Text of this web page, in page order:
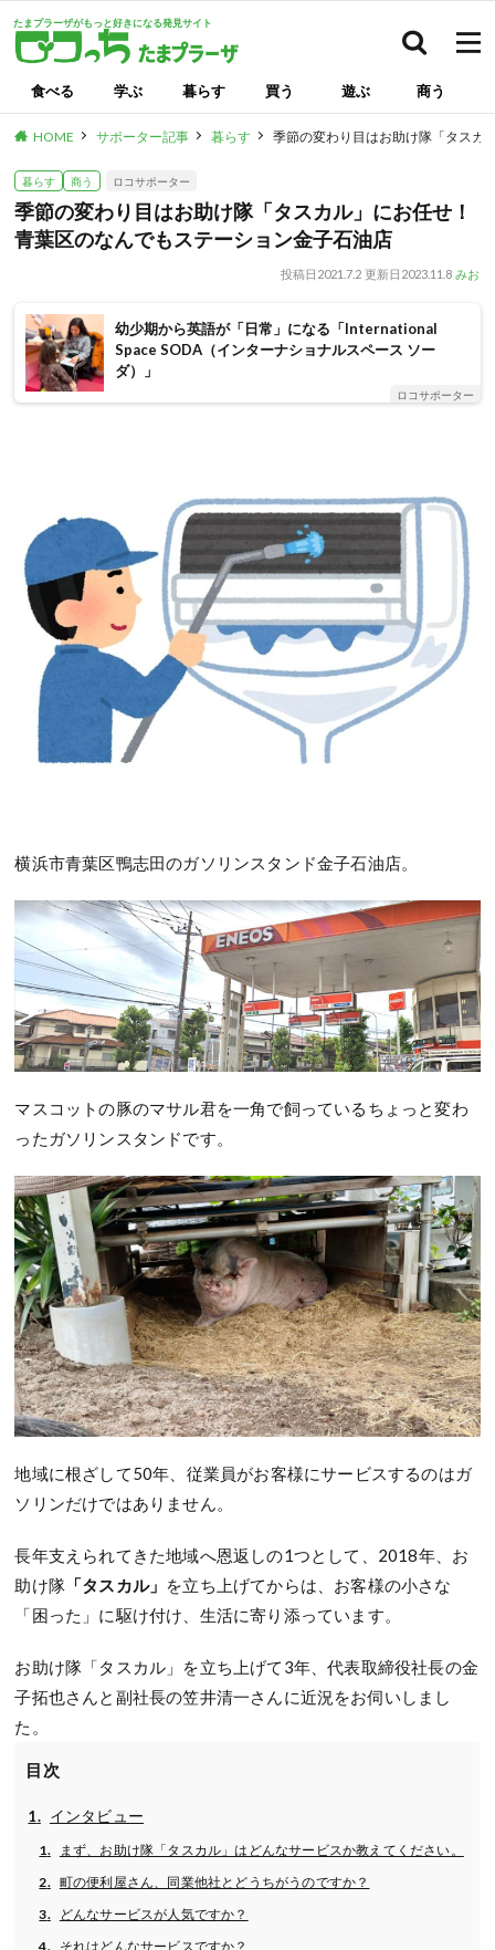
たまプラーザがもっと好きになる発見サイト
食べる 学ぶ 暮らす 買う 遊ぶ 商う
HOME サポーター記事 暮らす 季節の変わり目はお助け隊「タスカ
暮らす 商う ロコサポーター
季節の変わり目はお助け隊「タスカル」にお任せ！
青葉区のなんでもステーション金子石油店
投稿日 2021.7.2 更新日 2023.11.8 みお
幼少期から英語が「日常」になる「International
Space SODA（インターナショナルスペース ソー
ダ）」
ロコサポーター
横浜市青葉区鴨志田のガソリンスタンド金子石油店。
マスコットの豚のマサル君を一角で飼っているちょっと変わ
ったガソリンスタンドです。
地域に根ざして50年、従業員がお客様にサービスするのはガ
ソリンだけではありません。
長年支えられてきた地域へ恩返しの1つとして、2018年、お
助け隊 「タスカル」 を立ち上げてからは、お客様の小さな
「困った」に駆け付け、生活に寄り添っています。
お助け隊「タスカル」を立ち上げて3年、代表取締役社長の金
子拓也さんと副社長の笠井清一さんに近況をお伺いしまし
た。
目次
インタビュー
まず、お助け隊「タスカル」はどんなサービスか教えてください。
町の便利屋さん、同業他社とどうちがうのですか？
どんなサービスが人気ですか？
それはどんなサービスですか？